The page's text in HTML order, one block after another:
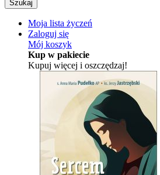
Szukaj
Moja lista życzeń
Zaloguj się
Mój koszyk
Kup w pakiecie
Kupuj więcej i oszczędzaj!